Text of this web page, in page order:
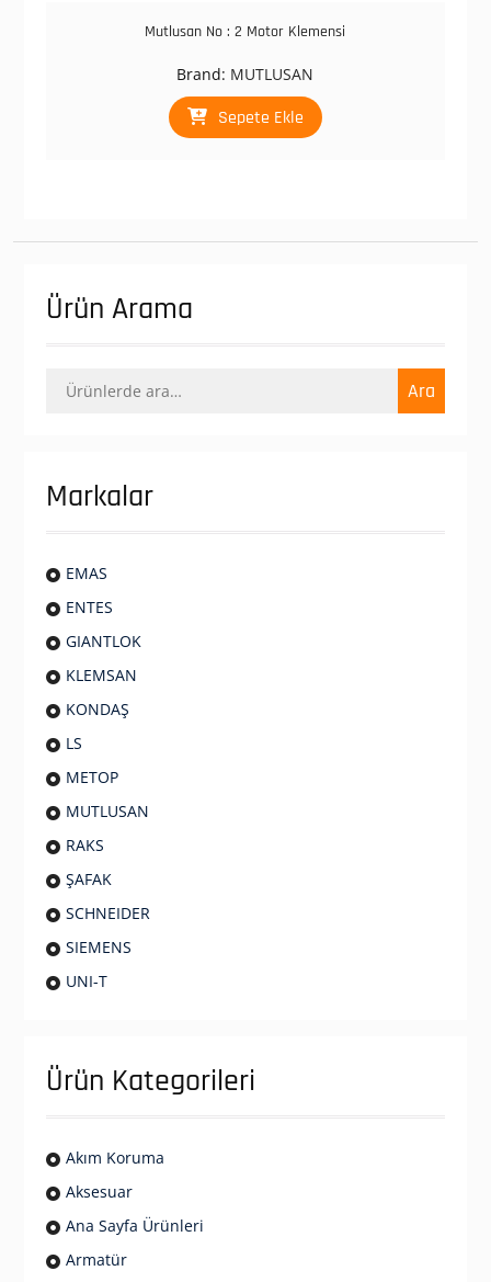
Mutlusan No : 2 Motor Klemensi
Brand: MUTLUSAN
Sepete Ekle
Ürün Arama
Ara: Ara
Markalar
EMAS
ENTES
GIANTLOK
KLEMSAN
KONDAŞ
LS
METOP
MUTLUSAN
RAKS
ŞAFAK
SCHNEIDER
SIEMENS
UNI-T
Ürün Kategorileri
Akım Koruma
Aksesuar
Ana Sayfa Ürünleri
Armatür